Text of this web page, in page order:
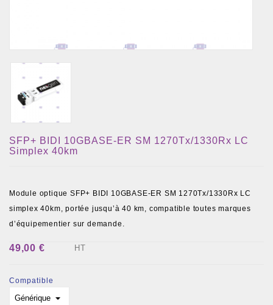
SFP+ BIDI 10GBASE-ER SM 1270Tx/1330Rx LC
Simplex 40km
Module optique SFP+ BIDI 10GBASE-ER SM 1270Tx/1330Rx LC
simplex 40km, portée jusqu’à 40 km, compatible toutes marques
d’équipementier sur demande.
49,00 € HT
Compatible